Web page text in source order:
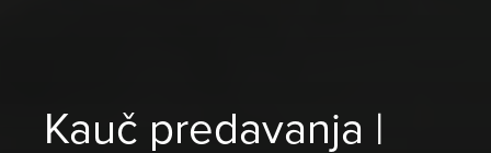
Kauč predavanja |